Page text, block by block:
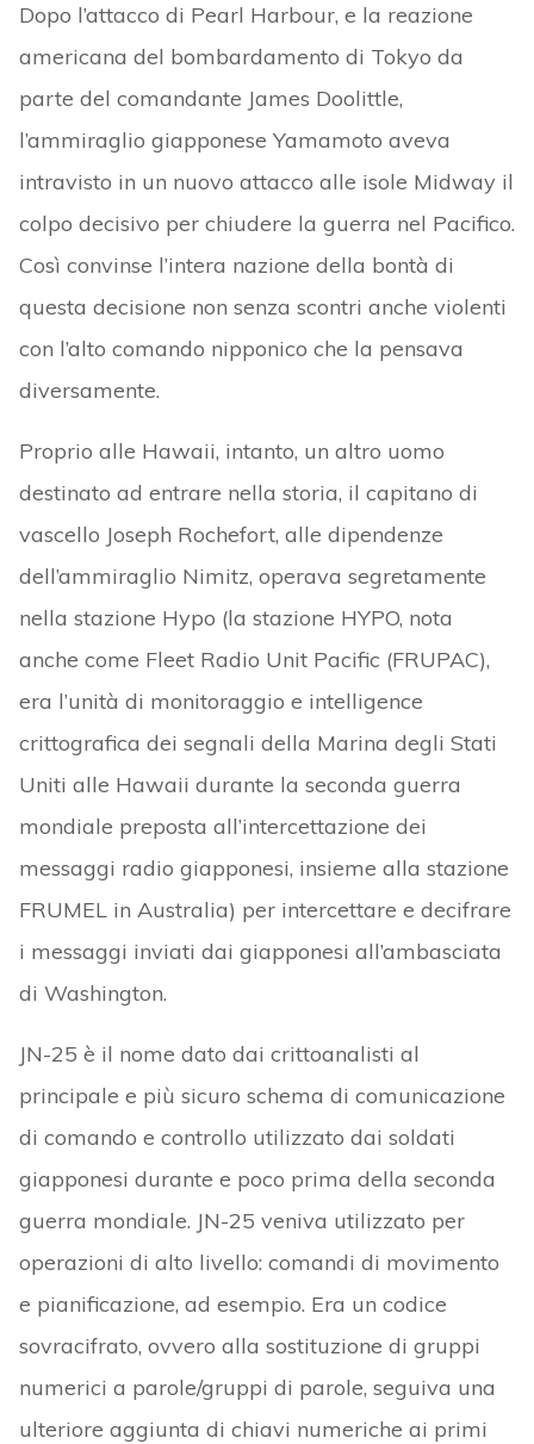
Dopo l’attacco di Pearl Harbour, e la reazione
americana del bombardamento di Tokyo da
parte del comandante James Doolittle,
l’ammiraglio giapponese Yamamoto aveva
intravisto in un nuovo attacco alle isole Midway il
colpo decisivo per chiudere la guerra nel Pacifico.
Così convinse l’intera nazione della bontà di
questa decisione non senza scontri anche violenti
con l’alto comando nipponico che la pensava
diversamente.
Proprio alle Hawaii, intanto, un altro uomo
destinato ad entrare nella storia, il capitano di
vascello Joseph Rochefort, alle dipendenze
dell’ammiraglio Nimitz, operava segretamente
nella stazione Hypo (la stazione HYPO, nota
anche come Fleet Radio Unit Pacific (FRUPAC),
era l’unità di monitoraggio e intelligence
crittografica dei segnali della Marina degli Stati
Uniti alle Hawaii durante la seconda guerra
mondiale preposta all’intercettazione dei
messaggi radio giapponesi, insieme alla stazione
FRUMEL in Australia) per intercettare e decifrare
i messaggi inviati dai giapponesi all’ambasciata
di Washington.
JN-25 è il nome dato dai crittoanalisti al
principale e più sicuro schema di comunicazione
di comando e controllo utilizzato dai soldati
giapponesi durante e poco prima della seconda
guerra mondiale. JN-25 veniva utilizzato per
operazioni di alto livello: comandi di movimento
e pianificazione, ad esempio. Era un codice
sovracifrato, ovvero alla sostituzione di gruppi
numerici a parole/gruppi di parole, seguiva una
ulteriore aggiunta di chiavi numeriche ai primi